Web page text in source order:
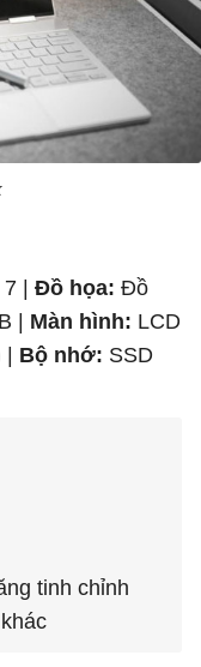
| Đồ họa: Đồ
| Màn hình: LCD
| Bộ nhớ: SSD
tinh chỉnh